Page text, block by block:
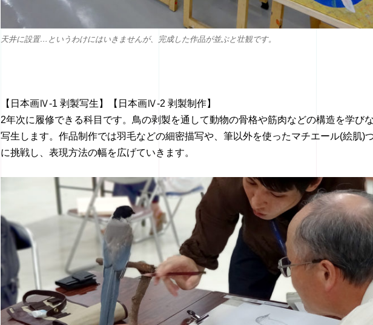
天井に設置…というわけにはいきませんが、完成した作品が並ぶと壮観です。
【日本画Ⅳ-1 剥製写生】【日本画Ⅳ-2 剥製制作】
2年次に履修できる科目です。鳥の剥製を通して動物の骨格や筋肉などの構造を学び
写生します。作品制作では羽毛などの細密描写や、筆以外を使ったマチエール(絵肌)
に挑戦し、表現方法の幅を広げていきます。